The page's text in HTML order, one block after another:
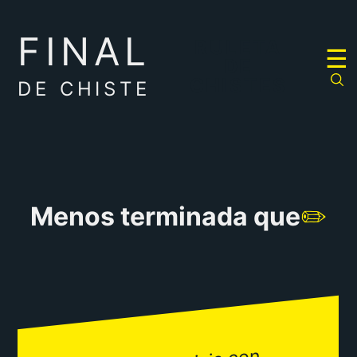
FINAL
DE CHISTE
☰
Menos terminada que✏️